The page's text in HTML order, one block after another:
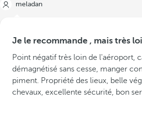
meladan
Je le recommande , mais très
Point négatif très loin de l'aéroport,
démagnétisé sans cesse, manger
piment. Propriété des lieux, belle végétation, beaux
chevaux, excellente sécurité, bon